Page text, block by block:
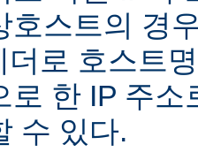
호스트의 경
더로 호스트
로 한 IP 주
수 있다.